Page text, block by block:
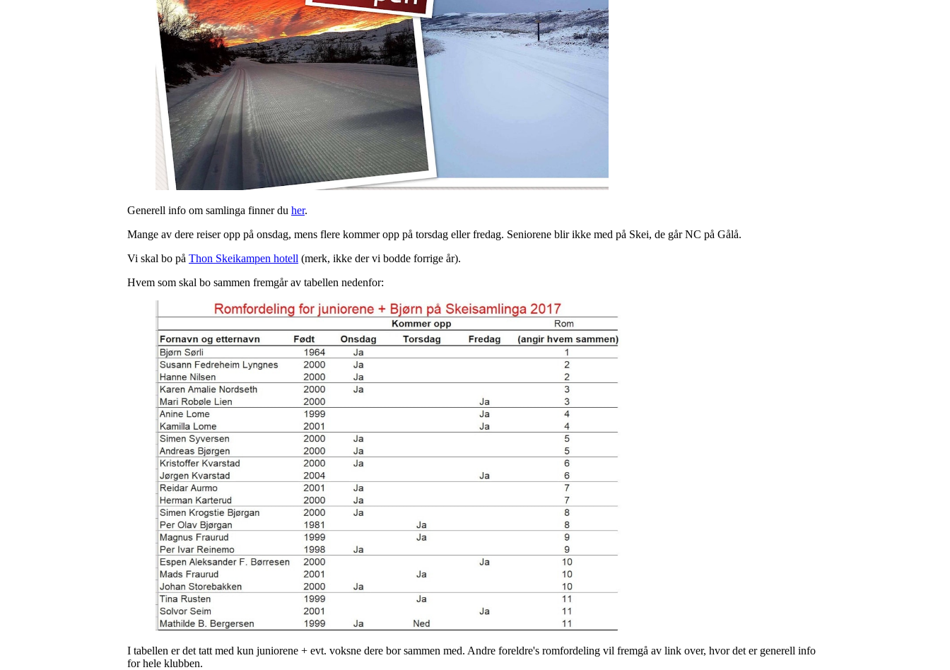
Generell info om samlinga finner du her.
Mange av dere reiser opp på onsdag, mens flere kommer opp på torsdag eller fredag. Seniorene blir ikke med på Skei, de går NC på Gålå.
Vi skal bo på Thon Skeikampen hotell (merk, ikke der vi bodde forrige år).
Hvem som skal bo sammen fremgår av tabellen nedenfor:
I tabellen er det tatt med kun juniorene + evt. voksne dere bor sammen med. Andre foreldre's romfordeling vil fremgå av link over, hvor det er generell info
for hele klubben.